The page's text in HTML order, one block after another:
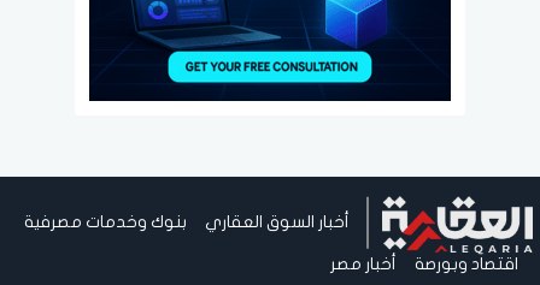
أخبار السوق العقاري بنوك وخدمات مصرفية
اقتصاد وبورصة أخبار مصر